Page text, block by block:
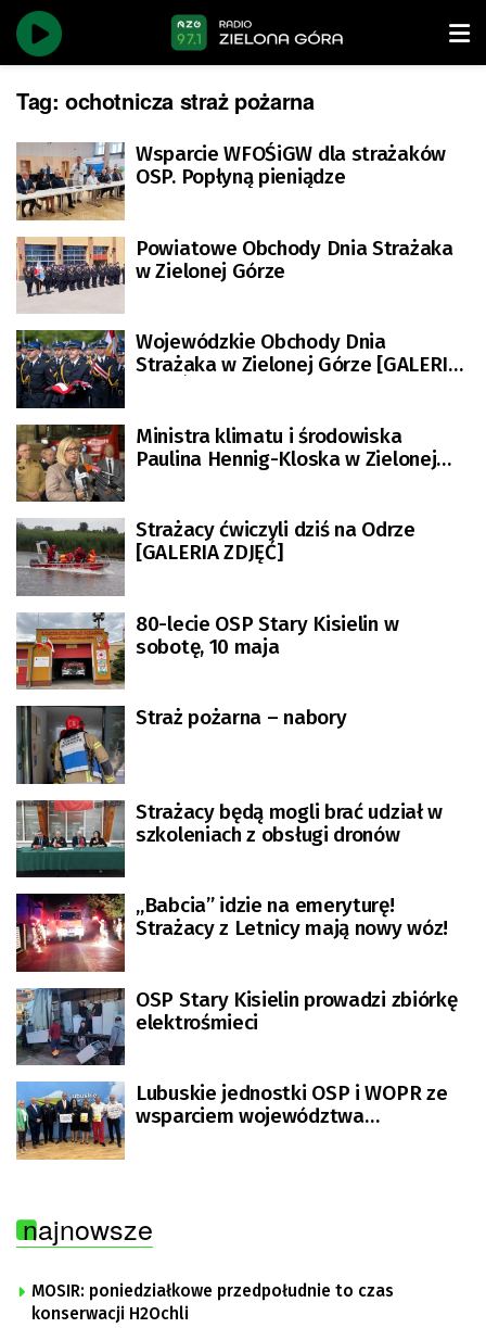
Tag: ochotnicza straż pożarna
Wsparcie WFOŚiGW dla strażaków
OSP. Popłyną pieniądze
Powiatowe Obchody Dnia Strażaka
w Zielonej Górze
Wojewódzkie Obchody Dnia
Strażaka w Zielonej Górze [GALERIA
Ministra klimatu i środowiska
Paulina Hennig-Kloska w Zielonej
Strażacy ćwiczyli dziś na Odrze
[GALERIA ZDJĘĆ]
80-lecie OSP Stary Kisielin w
sobotę, 10 maja
Straż pożarna – nabory
Strażacy będą mogli brać udział w
szkoleniach z obsługi dronów
„Babcia” idzie na emeryturę!
Strażacy z Letnicy mają nowy wóz!
OSP Stary Kisielin prowadzi zbiórkę
elektrośmieci
Lubuskie jednostki OSP i WOPR ze
wsparciem województwa
najnowsze
MOSIR: poniedziałkowe przedpołudnie to czas
konserwacji H2Ochli